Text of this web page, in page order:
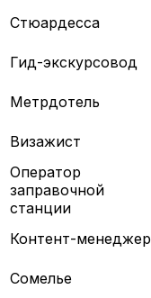
Стюардесса
Гид-экскурсовод
Метрдотель
Визажист
Оператор
заправочной
станции
Контент-менеджер
Сомелье